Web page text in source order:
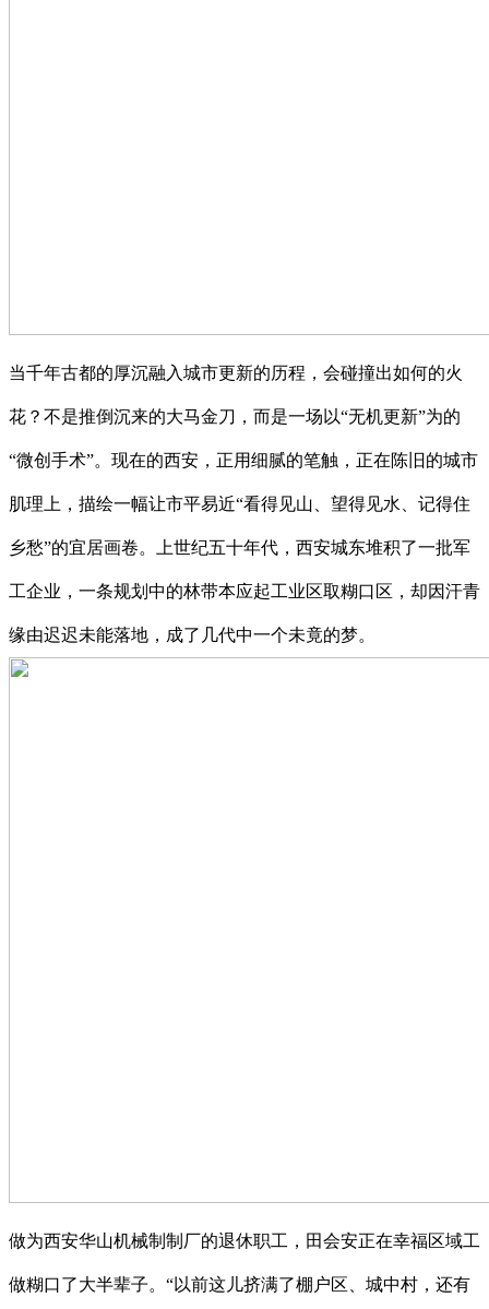
当千年古都的厚沉融入城市更新的历程，会碰撞出如何的火
花？不是推倒沉来的大马金刀，而是一场以“无机更新”为的
“微创手术”。现在的西安，正用细腻的笔触，正在陈旧的城市
肌理上，描绘一幅让市平易近“看得见山、望得见水、记得住
乡愁”的宜居画卷。上世纪五十年代，西安城东堆积了一批军
工企业，一条规划中的林带本应起工业区取糊口区，却因汗青
缘由迟迟未能落地，成了几代中一个未竟的梦。
做为西安华山机械制制厂的退休职工，田会安正在幸福区域工
做糊口了大半辈子。“以前这儿挤满了棚户区、城中村，还有